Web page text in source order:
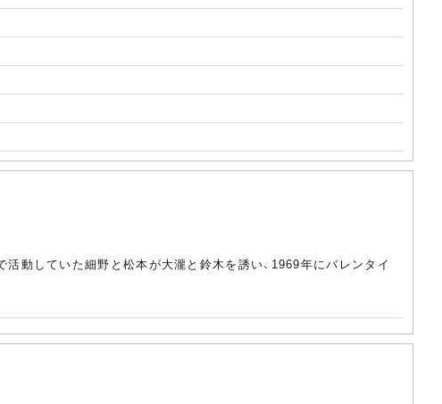
活動していた細野と松本が大瀧と鈴木を誘い、1969年にバレンタイ